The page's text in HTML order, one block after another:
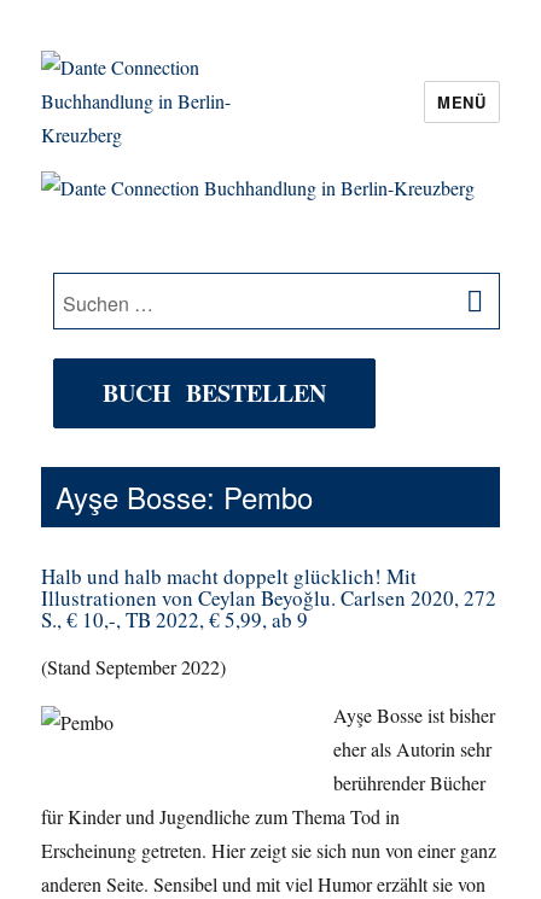
Dante Connection Buchhandlung in
MENÜ
Suche
nach:
BUCH BESTELLEN
Ayşe Bosse: Pembo
Halb und halb macht doppelt glücklich! Mit
Illustrationen von Ceylan Beyoğlu. Carlsen 2020, 272
S., € 10,-, TB 2022, € 5,99, ab 9
(Stand September 2022)
Ayşe Bosse ist bisher
eher als Autorin sehr
berührender Bücher
für Kinder und Jugendliche zum Thema Tod in
Erscheinung getreten. Hier zeigt sie sich nun von einer ganz
anderen Seite. Sensibel und mit viel Humor erzählt sie von